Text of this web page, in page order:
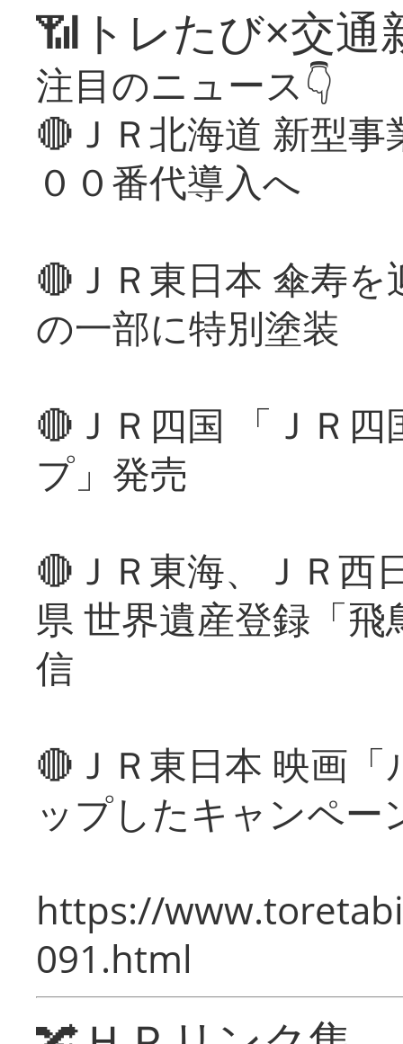
📶トレたび×交通
注目のニュース👇
🔴ＪＲ北海道 新型
００番代導入へ
🔴ＪＲ東日本 傘寿
の一部に特別塗装
🔴ＪＲ四国 「ＪＲ
プ」発売
🔴ＪＲ東海、ＪＲ西
県 世界遺産登録「
信
🔴ＪＲ東日本 映画
ップしたキャンペー
https://
091.html